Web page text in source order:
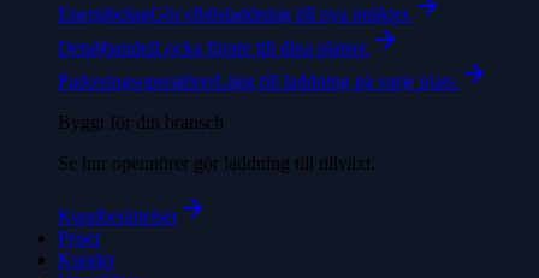
EnergibolagGör elbilsladdning till nya intäkter.
DetaljhandelLocka förare till dina platser.
ParkeringsoperatörerLägg till laddning på varje plats.
Byggt för din bransch
Se hur operatörer gör laddning till tillväxt.
Kundberättelser
Priser
Kunder